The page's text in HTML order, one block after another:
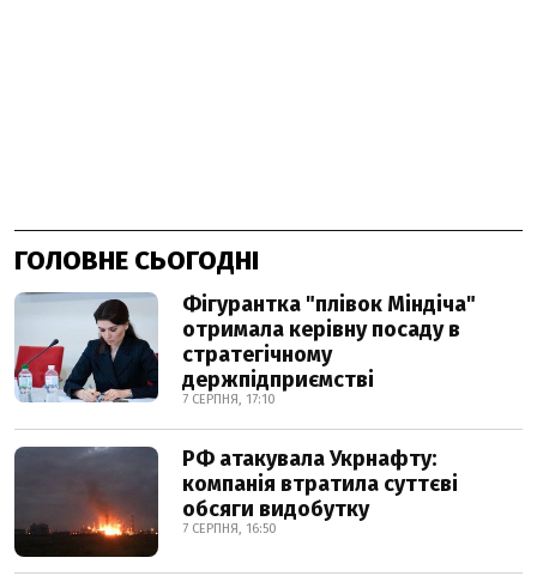
ГОЛОВНЕ СЬОГОДНІ
Фігурантка "плівок Міндіча"
отримала керівну посаду в
стратегічному
держпідприємстві
7 СЕРПНЯ, 17:10
РФ атакувала Укрнафту:
компанія втратила суттєві
обсяги видобутку
7 СЕРПНЯ, 16:50